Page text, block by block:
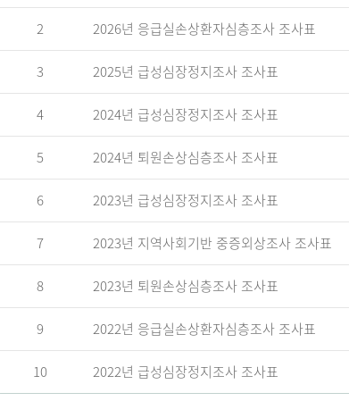
2 2026년 응급실손상환자심층조사 조사표
3 2025년 급성심장정지조사 조사표
4 2024년 급성심장정지조사 조사표
5 2024년 퇴원손상심층조사 조사표
6 2023년 급성심장정지조사 조사표
7 2023년 지역사회기반 중증외상조사 조사표
8 2023년 퇴원손상심층조사 조사표
9 2022년 응급실손상환자심층조사 조사표
10 2022년 급성심장정지조사 조사표